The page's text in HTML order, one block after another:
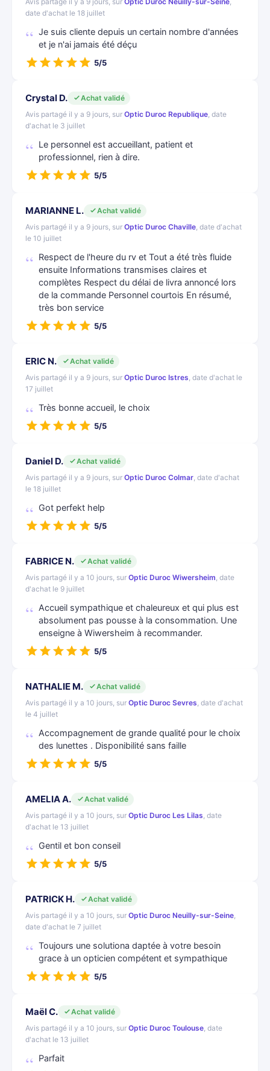
date d'achat le 18 juillet
Je suis cliente depuis un certain nombre d'années
et je n'ai jamais été déçu
5/5
Crystal D.
Achat validé
Avis partagé il y a 9 jours, sur Optic Duroc Republique, date
d'achat le 3 juillet
Le personnel est accueillant, patient et
professionnel, rien à dire.
5/5
MARIANNE L.
Achat validé
Avis partagé il y a 9 jours, sur Optic Duroc Chaville, date d'achat
le 10 juillet
Respect de l'heure du rv et Tout a été très fluide
ensuite Informations transmises claires et
complètes Respect du délai de livra annoncé lors
de la commande Personnel courtois En résumé,
très bon service
5/5
ERIC N.
Achat validé
Avis partagé il y a 9 jours, sur Optic Duroc Istres, date d'achat le
17 juillet
Très bonne accueil, le choix
5/5
Daniel D.
Achat validé
Avis partagé il y a 9 jours, sur Optic Duroc Colmar, date d'achat
le 18 juillet
Got perfekt help
5/5
FABRICE N.
Achat validé
Avis partagé il y a 10 jours, sur Optic Duroc Wiwersheim, date
d'achat le 9 juillet
Accueil sympathique et chaleureux et qui plus est
absolument pas pousse à la consommation. Une
enseigne à Wiwersheim à recommander.
5/5
NATHALIE M.
Achat validé
Avis partagé il y a 10 jours, sur Optic Duroc Sevres, date d'achat
le 4 juillet
Accompagnement de grande qualité pour le choix
des lunettes . Disponibilité sans faille
5/5
AMELIA A.
Achat validé
Avis partagé il y a 10 jours, sur Optic Duroc Les Lilas, date
d'achat le 13 juillet
Gentil et bon conseil
5/5
PATRICK H.
Achat validé
Avis partagé il y a 10 jours, sur Optic Duroc Neuilly-sur-Seine,
date d'achat le 7 juillet
Toujours une solutiona daptée à votre besoin
grace à un opticien compétent et sympathique
5/5
Maël C.
Achat validé
Avis partagé il y a 10 jours, sur Optic Duroc Toulouse, date
d'achat le 13 juillet
Parfait